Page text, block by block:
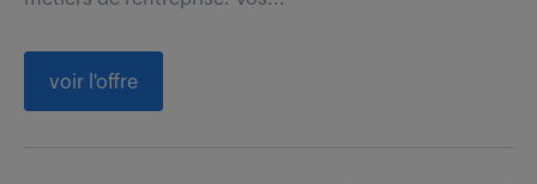
voir l'offre